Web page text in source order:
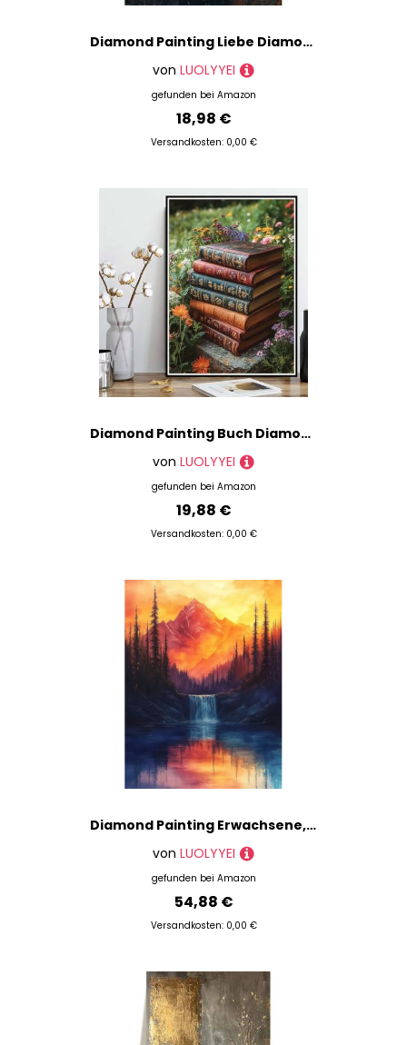
Diamond Painting Liebe Diamond Painting Erwachsene, Diamantmalerei Uhr Crystal Art 5D DIY Mosaikherstellung Stickerei Kreuzstich Bastelset für Zimmer Deko, Geschenke für Frauen (35x50cm) -L2535G
von LUOLYYEI
gefunden bei Amazon
18,98 €
Versandkosten: 0,00 €
Diamond Painting Buch Diamond Painting XXL 40x50 cm, 5D Crystal Art Wiese Muster DIY Runden Steine Vollbohrer Mosaik Bastelset Erwachsene für Zimmer Deko Wohnzimmer, Geschenke für Frauen -ly25082N0
von LUOLYYEI
gefunden bei Amazon
19,88 €
Versandkosten: 0,00 €
Diamond Painting Erwachsene, Diamond Painting Wald Crystal Art Berg Muster 5D DIY Diamant Malerei Cross Stitch Stickerei Basteln Erwachsene Set für Deko Wohnzimmer, Geschenke 90x120cm -ly25082MK
von LUOLYYEI
gefunden bei Amazon
54,88 €
Versandkosten: 0,00 €